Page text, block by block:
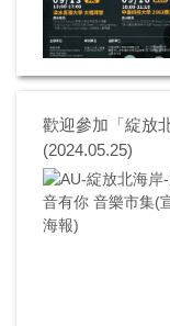
歡迎參加「綻放
(2024.05.25)